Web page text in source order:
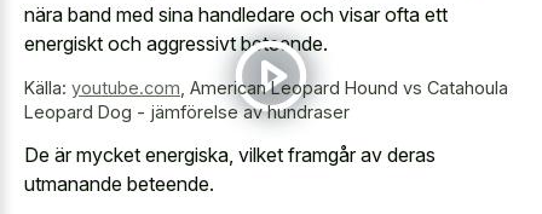
nära band med sina handledare och visar ofta ett
energiskt och aggressivt beteende.
Källa: youtube.com American Leopard Hound vs Catahoula
Leopard Dog - jämförelse av hundraser
De är mycket energiska, vilket framgår av deras
utmanande beteende.